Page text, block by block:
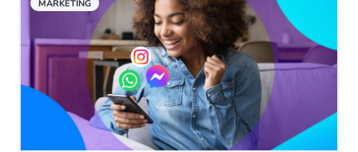
volledig herzien, waardoor de multi-
engine NLU van Conversational AI Cloud
verder is verbeterd. Ondertussen hebben
onze teams hard gewerkt aan de
introductie van gesprekssamenvattingen
in CM.com's Mobile Service Cloud.
MARKETING